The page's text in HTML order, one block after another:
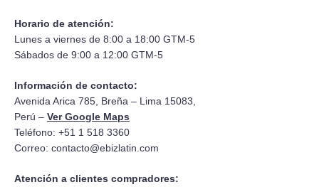
Horario de atención:
Lunes a viernes de 8:00 a 18:00 GTM-5
Sábados de 9:00 a 12:00 GTM-5
Información de contacto:
Avenida Arica 785, Breña – Lima 15083,
Perú – Ver Google Maps
Teléfono: +51 1 518 3360
Correo: contacto@ebizlatin.com
Atención a clientes compradores: